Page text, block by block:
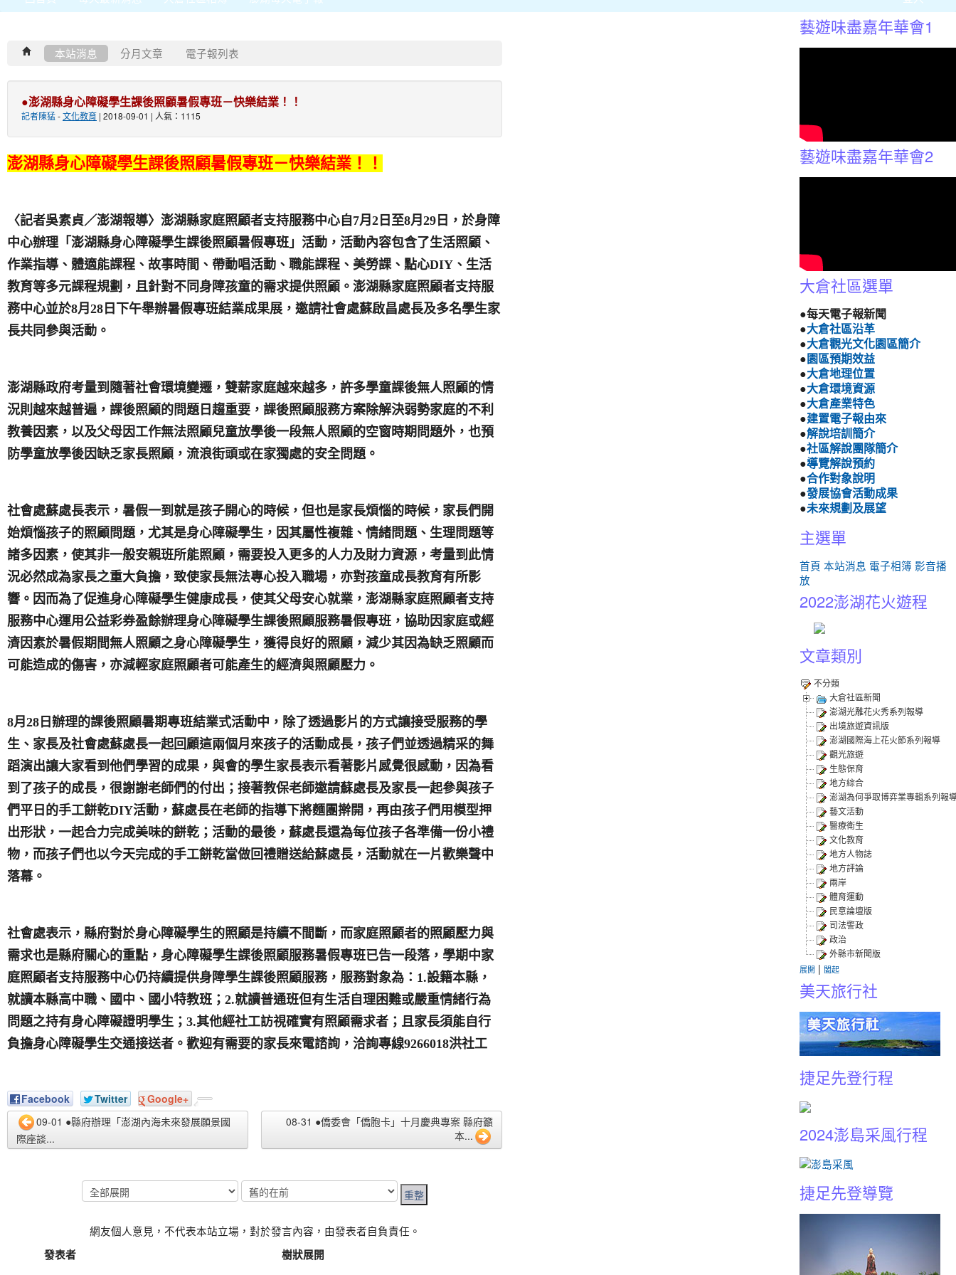
本站消息 分月文章 電子報列表
●澎湖縣身心障礙學生課後照顧暑假專班－快樂結業！！
記者陳猛-文化教育 | 2018-09-01 | 人氣：1115
澎湖縣身心障礙學生課後照顧暑假專班－快樂結業！！
〈記者吳素貞／澎湖報導〉澎湖縣家庭照顧者支持服務中心自 7月 2 日 至8月 29 日 ，於身障
中心辦理「澎湖縣身心障礙學生課後照顧暑假專班」活動，活動內容包含了生活照顧、
作業指導、體適能課程、故事時間、帶動唱活動、職能課程、美勞課、點心DIY 、生活
教育等多元課程規劃，且針對不同身障孩童的需求提供照顧。澎湖縣家庭照顧者支持服
務中心並於8月 28 日
下午舉辦暑假專班結業成果展，邀請社會處蘇啟昌處長及多名學生家
長共同參與活動。
澎湖縣政府考量到隨著社會環境變遷，雙薪家庭越來越多，許多學童課後無人照顧的情
況則越來越普遍，課後照顧的問題日趨重要，課後照顧服務方案除解決弱勢家庭的不利
教養因素，以及父母因工作無法照顧兒童放學後一段無人照顧的空窗時期問題外，也預
防學童放學後因缺乏家長照顧，流浪街頭或在家獨處的安全問題。
社會處蘇處長表示，暑假一到就是孩子開心的時候，但也是家長煩惱的時候，家長們開
始煩惱孩子的照顧問題，尤其是身心障礙學生，因其屬性複雜、情緒問題、生理問題等
諸多因素，使其非一般安親班所能照顧，需要投入更多的人力及財力資源，考量到此情
況必然成為家長之重大負擔，致使家長無法專心投入職場，亦對孩童成長教育有所影
響。因而為了促進身心障礙學生健康成長，使其父母安心就業，澎湖縣家庭照顧者支持
服務中心運用公益彩券盈餘辦理身心障礙學生課後照顧服務暑假專班，協助因家庭或經
濟因素於暑假期間無人照顧之身心障礙學生，獲得良好的照顧，減少其因為缺乏照顧而
可能造成的傷害，亦減輕家庭照顧者可能產生的經濟與照顧壓力。
8月 28 日 辦理的課後照顧暑期專班結業式活動中，除了透過影片的方式讓接受服務的學
生、家長及社會處蘇處長一起回顧這兩個月來孩子的活動成長，孩子們並透過精采的舞
蹈演出讓大家看到他們學習的成果，與會的學生家長表示看著影片感覺很感動，因為看
到了孩子的成長，很謝謝老師們的付出；接著教保老師邀請蘇處長及家長一起參與孩子
們平日的手工餅乾DIY活動，蘇處長在老師的指導下將麵團擀開，再由孩子們用模型押
出形狀，一起合力完成美味的餅乾；活動的最後，蘇處長還為每位孩子各準備一份小禮
物，而孩子們也以今天完成的手工餅乾當做回禮贈送給蘇處長，活動就在一片歡樂聲中
落幕。
社會處表示，縣府對於身心障礙學生的照顧是持續不間斷，而家庭照顧者的照顧壓力與
需求也是縣府關心的重點，身心障礙學生課後照顧服務暑假專班已告一段落，學期中家
庭照顧者支持服務中心仍持續提供身障學生課後照顧服務，服務對象為： 1.設籍本縣，
就讀本縣高中職、國中、國小特教班； 2.就讀普通班但有生活自理困難或嚴重情緒行為
問題之持有身心障礙證明學生； 3.其他經社工訪視確實有照顧需求者；且家長須能自行
負擔身心障礙學生交通接送者。歡迎有需要的家長來電諮詢，洽詢專線9266018洪社工
Facebook Twitter
Google+
09-01 ●縣府辦理「澎湖內海未來發展願景國
際座談...
08-31 ●僑委會「僑胞卡」十月慶典專案 縣府籲
本...
網友個人意見，不代表本站立場，對於發言內容，由發表者自負責任。
發表者
樹狀展開
藝遊味盡嘉年華會1
藝遊味盡嘉年華會2
大倉社區選單
●每天電子報新聞
●大倉社區沿革
●大倉觀光文化園區簡介
● 園區預期效益
●大倉地理位置
●大倉環境資源
●大倉產業特色
●建置電子報由來
●解說培訓簡介
●社區解說團隊簡介
●導覽解說預約
●合作對象說明
●發展協會活動成果
●未來規劃及展望
主選單
首頁 本站消息 電子相簿 影音播
放
2022澎湖花火遊程
文章類別
不分類
大倉社區新聞
澎湖光雕花火秀系列報導
出境旅遊資訊版
澎湖國際海上花火節系列報導
觀光旅遊
生態保育
地方綜合
澎湖為何爭取博弈業專輯系列報
藝文活動
醫療衛生
文化教育
地方人物誌
地方評論
兩岸
體育運動
民意論壇版
司法警政
政治
外縣市新聞版
展開 | 闔起
美天旅行社
捷足先登行程
2024澎島采風行程
捷足先登導覽